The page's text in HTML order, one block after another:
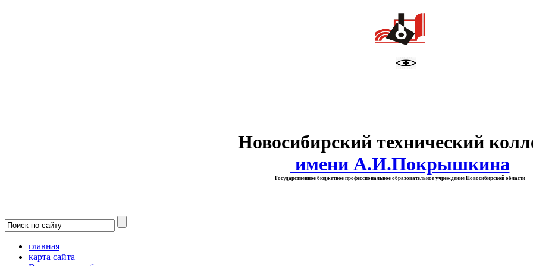
Новосибирский технический
имени А.И.Покрышкина
Государственное бюджетное профессиональное образовательное учреждение Новосибирской области
главная
карта сайта